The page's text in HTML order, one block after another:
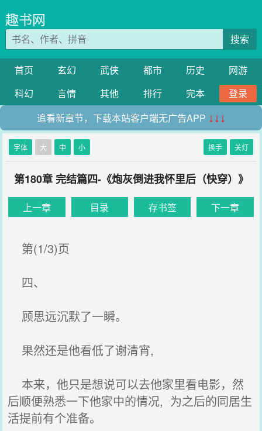
趣书网
搜索
首页 玄幻 武侠 都市 历史
网游
科幻
言情 其他 排行 完本
登录
追看新章节，下载本站客户端无广告APP ↓↓↓
字体 大 中 小 换手 关灯
第180章 完结篇四-《炮灰倒进我怀里后（快穿）》
上一章 目录 存书签 下一章
第(1/3)页
四、
顾思远沉默了一瞬。
果然还是他看低了谢清宵,
本来，他只是想说可以去他家里看电影，然
后顺便熟悉一下他家中的情况, 为之后的同居生
活提前有个准备。